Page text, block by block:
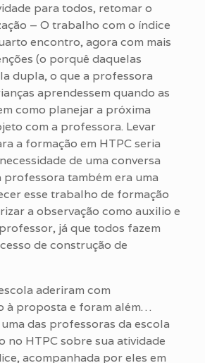
para todos, retomar o
– O trabalho com o índice
encontro, agora com mais
(o porquê daquelas
dupla, o que a professora
aprendessem quando as
como planejar a próxima
com a professora. Levar
a formação em HTPC seria
de uma conversa
professora também era uma
esse trabalho de formação
a observação como auxilio e
já que todos fazem
de construção de
aderiram com
à proposta e foram além…
das professoras da escola
no HTPC sobre sua atividade
acompanhada por eles em